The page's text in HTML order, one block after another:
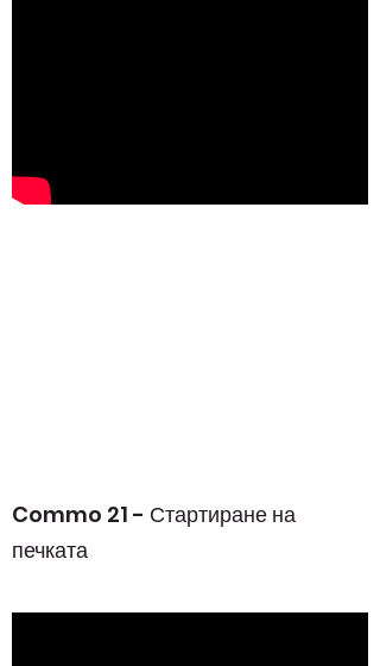
Commo 21 - Стартиране на
печката